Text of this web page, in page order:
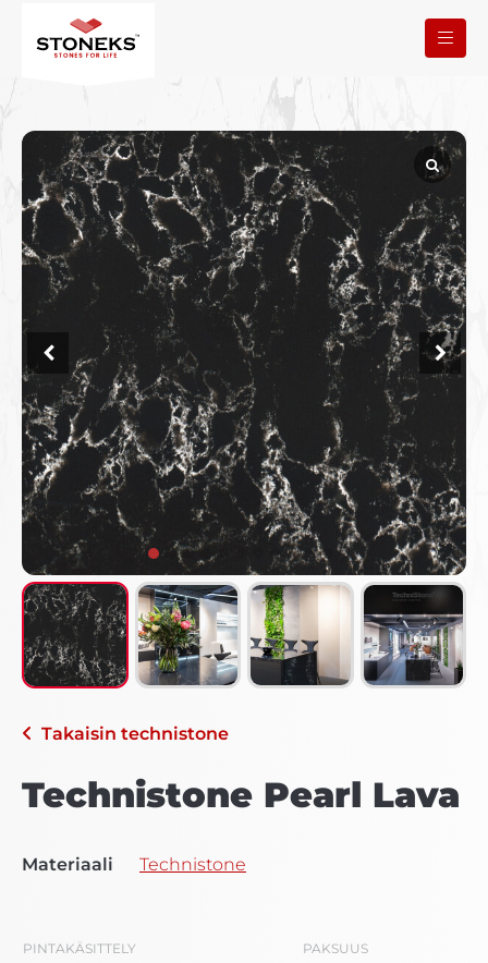
Takaisin technistone
Technistone Pearl Lava
Materiaali Technistone
PINTAKÄSITTELY PAKSUUS